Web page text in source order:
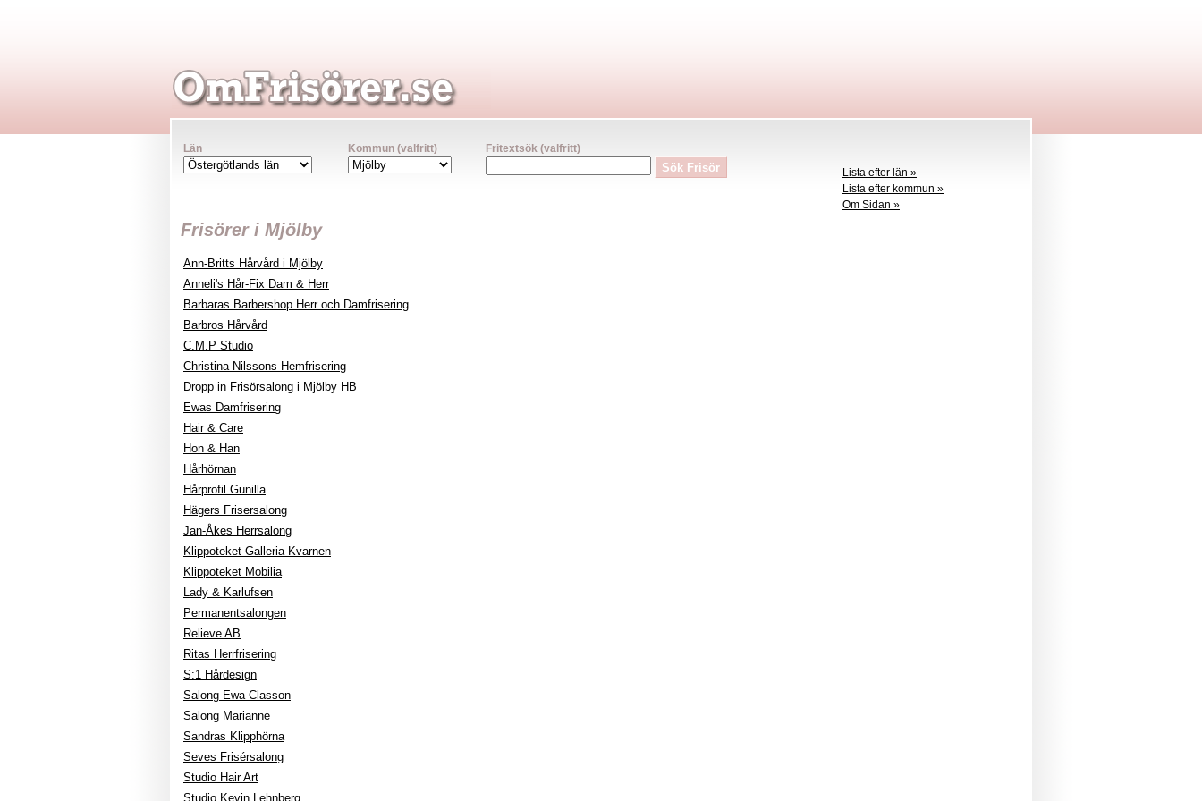
Län Kommun (valfritt) Fritextsök (valfritt)
Frisörer i Mjölby
Ann-Britts Hårvård i Mjölby
Anneli's Hår-Fix Dam & Herr
Barbaras Barbershop Herr och Damfrisering
Barbros Hårvård
C.M.P Studio
Christina Nilssons Hemfrisering
Dropp in Frisörsalong i Mjölby HB
Ewas Damfrisering
Hair & Care
Hon & Han
Hårhörnan
Hårprofil Gunilla
Hägers Frisersalong
Jan-Åkes Herrsalong
Klippoteket Galleria Kvarnen
Klippoteket Mobilia
Lady & Karlufsen
Permanentsalongen
Relieve AB
Ritas Herrfrisering
S:1 Hårdesign
Salong Ewa Classon
Salong Marianne
Sandras Klipphörna
Seves Frisérsalong
Studio Hair Art
Studio Kevin Lehnberg
Lista efter län »
Lista efter kommun »
Om Sidan »